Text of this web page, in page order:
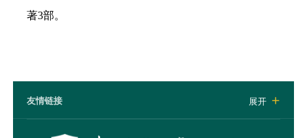
著3部。
友情链接 展开 